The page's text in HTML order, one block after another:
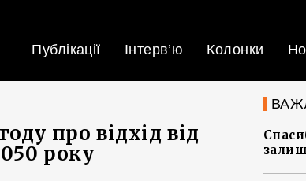
Публікації Інтерв’ю Колонки
про відхід від
року